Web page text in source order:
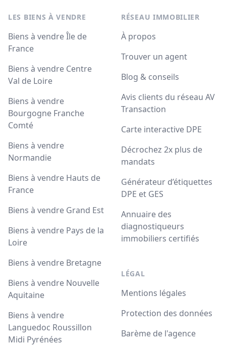
LES BIENS À VENDRE
Biens à vendre Île de
France
Biens à vendre Centre
Val de Loire
Biens à vendre
Bourgogne Franche
Comté
Biens à vendre
Normandie
Biens à vendre Hauts de
France
Biens à vendre Grand Est
Biens à vendre Pays de la
Loire
Biens à vendre Bretagne
Biens à vendre Nouvelle
Aquitaine
Biens à vendre
Languedoc Roussillon
Midi Pyrénées
RÉSEAU IMMOBILIER
À propos
Trouver un agent
Blog & conseils
Avis clients du réseau AV
Transaction
Carte interactive DPE
Décrochez 2x plus de
mandats
Générateur d’étiquettes
DPE et GES
Annuaire des
diagnostiqueurs
immobiliers certifiés
LÉGAL
Mentions légales
Protection des données
Barème de l'agence